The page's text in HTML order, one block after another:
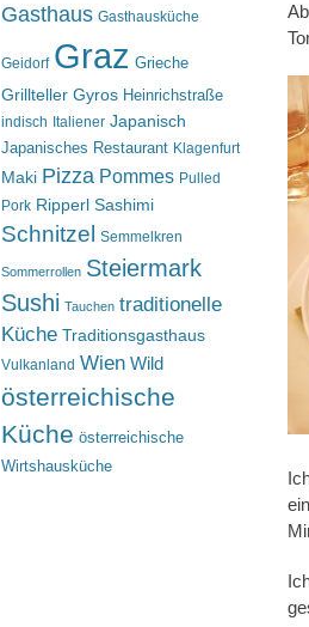
Gasthaus Gasthausküche
Geidorf Graz Grieche
Grillteller Gyros Heinrichstraße
indisch Italiener Japanisch
Japanisches Restaurant Klagenfurt
Maki Pizza Pommes Pulled
Pork Ripperl Sashimi
Schnitzel Semmelkren
Sommerrollen Steiermark
Sushi Tauchen traditionelle
Küche Traditionsgasthaus
Vulkanland Wien Wild
österreichische
Küche österreichische
Wirtshausküche